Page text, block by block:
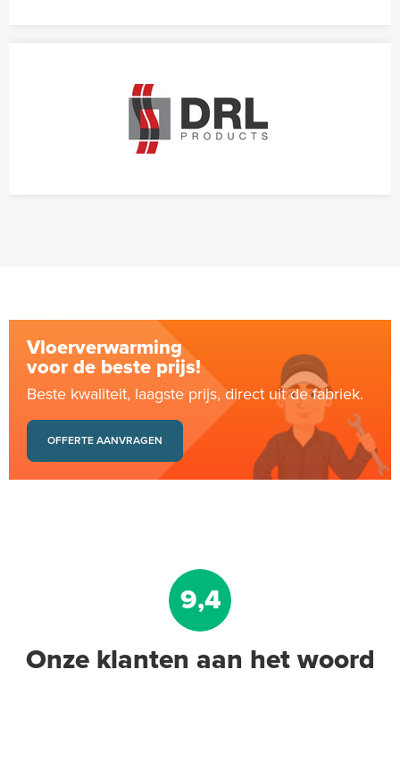
Vloerverwarming
voor de beste prijs!
Beste kwaliteit, laagste prijs, direct uit de fabriek.
OFFERTE AANVRAGEN
9,4
Onze klanten aan het woord